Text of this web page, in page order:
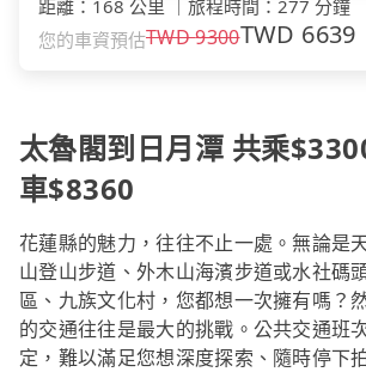
距離 ： 168 公里 旅程時間 ： 277 分鐘
您的車資預估TWD9300TWD 6639
太魯閣到日月潭 共乘
車$8360
花蓮縣的魅力，往往不止一處。無論是
山登山步道、外木山海濱步道或水社碼
區、九族文化村，您都想一次擁有嗎？
的交通往往是最大的挑戰。公共交通班
定，難以滿足您想深度探索、隨時停下